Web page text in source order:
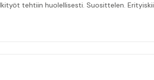
tehtiin huolellisesti. Suosittelen.